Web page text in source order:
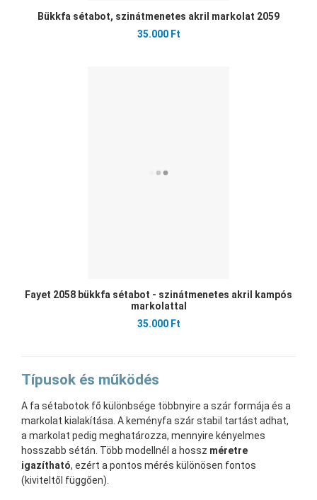
Bükkfa sétabot, szinátmenetes akril markolat 2059
35.000 Ft
Fayet 2058 bükkfa sétabot - szinátmenetes akril kampós
markolattal
35.000 Ft
Típusok és működés
A fa sétabotok fő különbsége többnyire a szár formája és a
markolat kialakítása. A keményfa szár stabil tartást adhat,
a markolat pedig meghatározza, mennyire kényelmes
hosszabb sétán. Több modellnél a hossz méretre
igazítható, ezért a pontos mérés különösen fontos
(kiviteltől függően).